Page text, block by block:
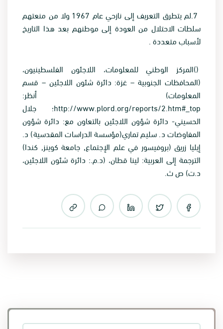
.7
لم يتطرق التعريف إلى نازحي عام 1967 ولا من منعتهم
سلطات الاحتلال من العودة إلى موطنهم بعد هذا التاريخ
لأسباب متعددة.
()المركز الوطني للمعلومات، اللاجئون الفلسطينيون،
(المحافظات الجنوبية – غزة: دائرة شئون اللاجئين – قسم
المعلومات) أنظر:
http://www.plord.org/reports/2.htm#_top؛ جلال
الحسيني- دائرة شؤون اللاجئين بالتعاون مع: دائرة شؤون
المفاوضات د. سليم تماري(مؤسسة الدراسات المقدسية) د.
إيليا زريق (بروفيسور في علم الإجتماع, جامعة كوينز, كندا)
الترجمة إلى العربية: لينا قطان، (د.م.: دائرة شئون اللاجئين،
د.ت) ص ث.